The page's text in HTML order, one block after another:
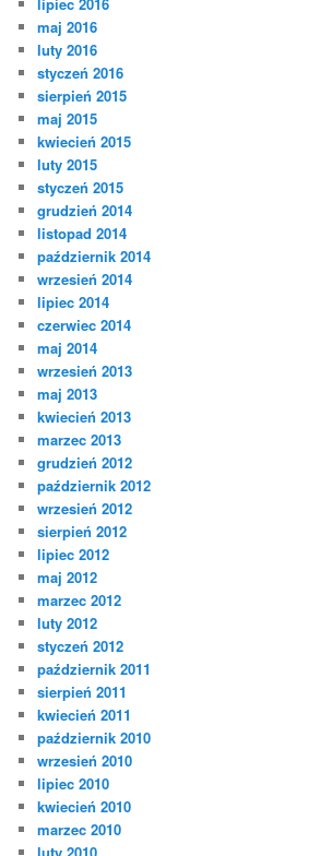
maj 2016
luty 2016
styczeń 2016
sierpień 2015
maj 2015
kwiecień 2015
luty 2015
styczeń 2015
grudzień 2014
listopad 2014
październik 2014
wrzesień 2014
lipiec 2014
czerwiec 2014
maj 2014
wrzesień 2013
maj 2013
kwiecień 2013
marzec 2013
grudzień 2012
październik 2012
wrzesień 2012
sierpień 2012
lipiec 2012
maj 2012
marzec 2012
luty 2012
styczeń 2012
październik 2011
sierpień 2011
kwiecień 2011
październik 2010
wrzesień 2010
lipiec 2010
kwiecień 2010
marzec 2010
luty 2010